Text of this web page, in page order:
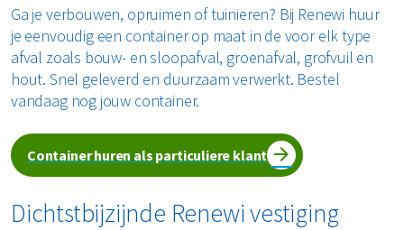
Ga je verbouwen, opruimen of tuinieren? Bij Renewi huur
je eenvoudig een container op maat in de voor elk type
afval zoals bouw- en sloopafval, groenafval, grofvuil en
hout. Snel geleverd en duurzaam verwerkt. Bestel
vandaag nog jouw container.
Container huren als particuliere klant
Dichtstbijzijnde Renewi vestiging